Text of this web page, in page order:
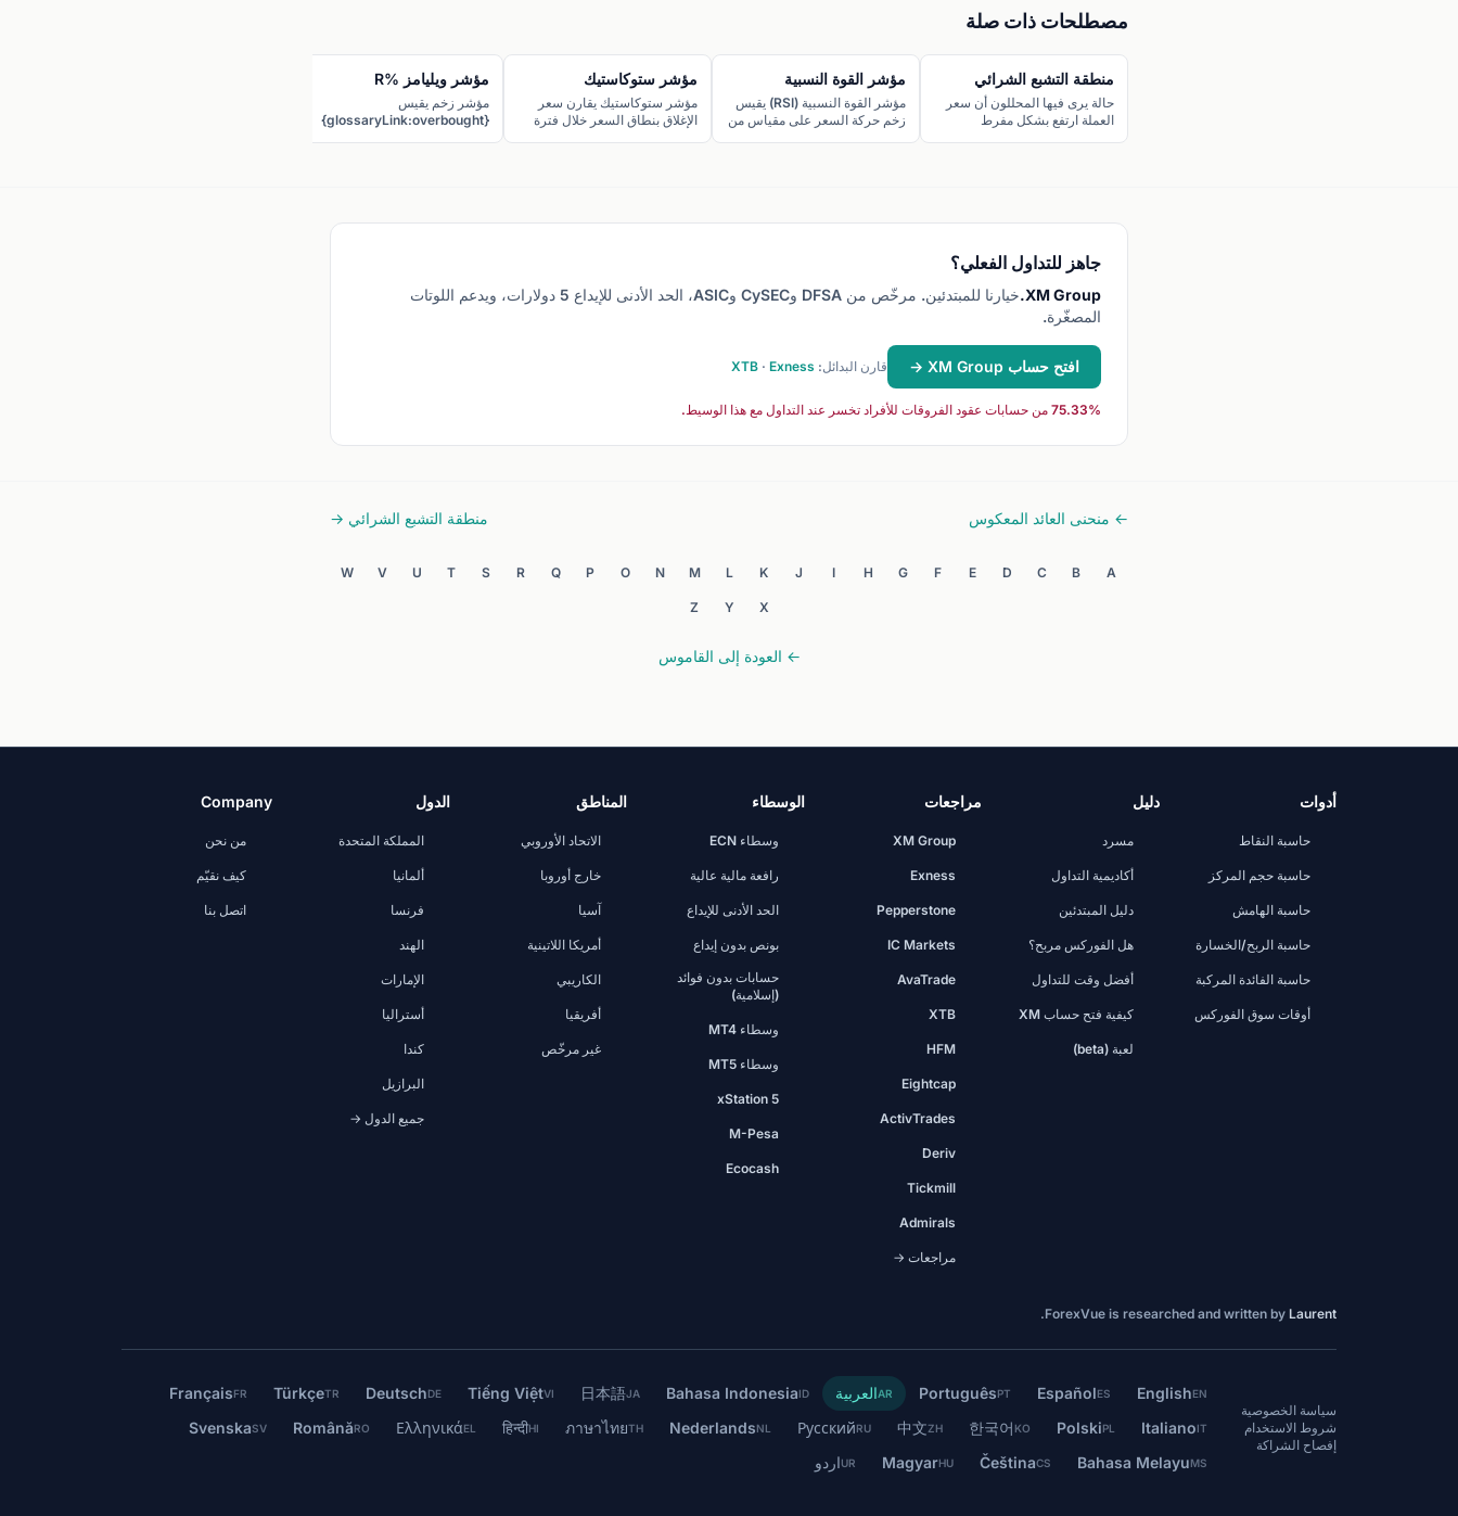
مصطلحات ذات صلة
منطقة التشبع الشرائي
حالة يرى فيها المحللون أن سعر
العملة ارتفع بشكل مفرط
مؤشر القوة النسبية
مؤشر القوة النسبية (RSI) يقيس
زخم حركة السعر على مقياس من
مؤشر ستوكاستيك
مؤشر ستوكاستيك يقارن سعر
الإغلاق بنطاق السعر خلال فترة
مؤشر ويليامز %R
مؤشر زخم يقيس
{glossaryLink:overbought}
جاهز للتداول الفعلي؟
XM Group.
خيارنا للمبتدئين. مرخّص من DFSA وCySEC وASIC، الحد الأدنى للإيداع 5 دولارات، ويدعم اللوتات
المصغّرة.
افتح حساب XM Group → قارن البدائل: XTB · Exness
75.33% من حسابات عقود الفروقات للأفراد تخسر عند التداول مع هذا الوسيط.
← منحنى العائد المعكوس منطقة التشبع الشرائي →
A
B
C
D
E
F
G
H
I
J
K
L
M
N
O
P
Q
R
S
T
U
V
W
X
Y
Z
← العودة إلى القاموس
أدوات
حاسبة النقاط
حاسبة حجم المركز
حاسبة الهامش
حاسبة الربح/الخسارة
حاسبة الفائدة المركبة
أوقات سوق الفوركس
دليل
مسرد
أكاديمية التداول
دليل المبتدئين
هل الفوركس مربح؟
أفضل وقت للتداول
كيفية فتح حساب XM
لعبة (beta)
مراجعات
XM Group
Exness
Pepperstone
IC Markets
AvaTrade
XTB
HFM
Eightcap
ActivTrades
Deriv
Tickmill
Admirals
مراجعات →
الوسطاء
وسطاء ECN
رافعة مالية عالية
الحد الأدنى للإيداع
بونص بدون إيداع
حسابات بدون فوائد
(إسلامية)
وسطاء MT4
وسطاء MT5
xStation 5
M-Pesa
Ecocash
المناطق
الاتحاد الأوروبي
خارج أوروبا
آسيا
أمريكا اللاتينية
الكاريبي
أفريقيا
غير مرخّص
الدول
المملكة المتحدة
ألمانيا
فرنسا
الهند
الإمارات
أستراليا
كندا
البرازيل
جميع الدول →
Company
من نحن
كيف نقيّم
اتصل بنا
ForexVue is researched and written by Laurent
.
سياسة الخصوصية
شروط الاستخدام
إفصاح الشراكة
EN
English
ES
Español
PT
Português
ARالعربية ID
Bahasa Indonesia
JA
日本語
VI
Tiếng Việt
DE
Deutsch
TR
Türkçe
FR
Français
IT
Italiano
PL
Polski
KO
한국어
ZH
中文
RU
Русский
NL
Nederlands
TH
ภาษาไทย
HI
हिन्दी
EL
Ελληνικά
RO
Română
SV
Svenska
MS
Bahasa Melayu
CS
Čeština
HU
Magyar
URاردو